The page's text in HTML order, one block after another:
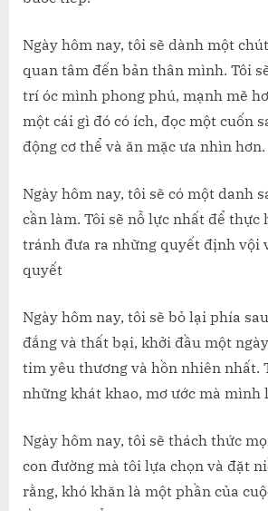
Ngày hôm nay, tôi sẽ dành một
quan tâm đến bản thân mình. Tôi
trí óc mình phong phú, mạnh mẽ
một cái gì đó có ích, đọc một cuốn
động cơ thể và ăn mặc ưa nhìn hơn.
Ngày hôm nay, tôi sẽ có một danh
cần làm. Tôi sẽ nỗ lực nhất để thực
tránh đưa ra những quyết định vội
quyết
Ngày hôm nay, tôi sẽ bỏ lại phía
đắng và thất bại, khởi đầu một
tim yêu thương và hồn nhiên nhất.
những khát khao, mơ ước mà mình
Ngày hôm nay, tôi sẽ thách thức
con đường mà tôi lựa chọn và đặt
rằng, khó khăn là một phần của